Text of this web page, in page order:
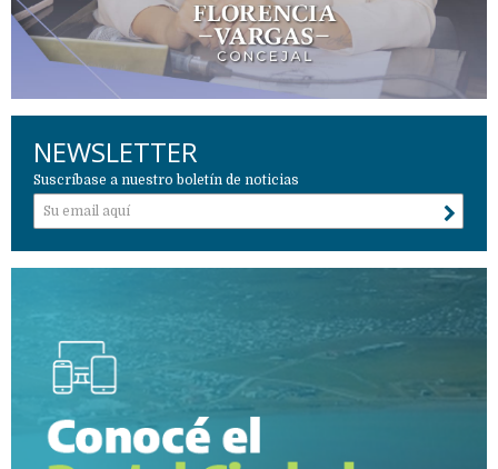
NEWSLETTER
Suscríbase a nuestro boletín de noticias